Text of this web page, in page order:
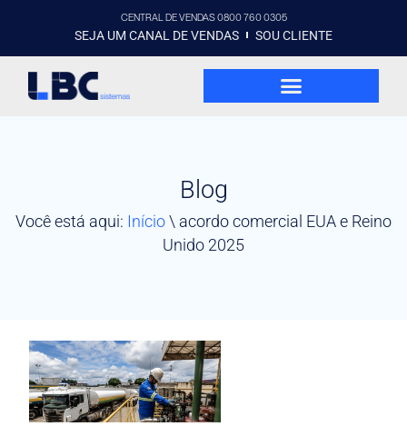
CENTRAL DE VENDAS 0800 760 0305
SEJA UM CANAL DE VENDAS SOU CLIENTE
Blog
Você está aqui: Início\ acordo comercial EUA e Reino
Unido 2025